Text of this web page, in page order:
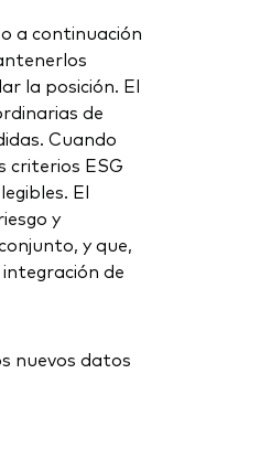
a continuación
la posición. El
de
Cuando
criterios ESG
El
y
y que,
de
nuevos datos